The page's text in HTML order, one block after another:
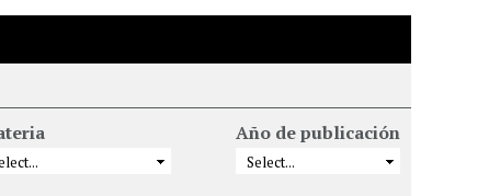
Año de publicación